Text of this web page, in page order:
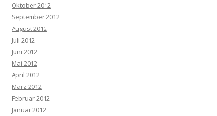
Oktober 2012
September 2012
August 2012
Juli 2012
Juni 2012
Mai 2012
April 2012
März 2012
Februar 2012
Januar 2012